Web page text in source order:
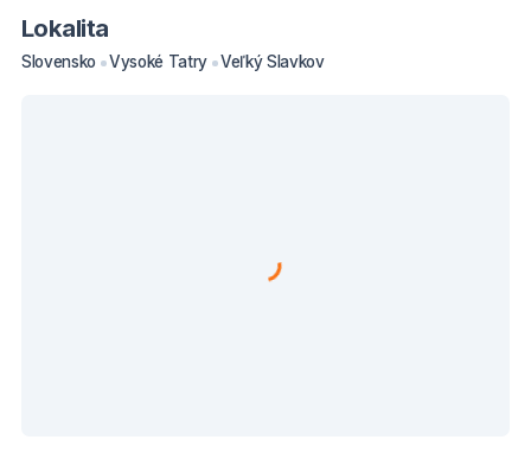
Lokalita
Slovensko Vysoké Tatry Veľký Slavkov